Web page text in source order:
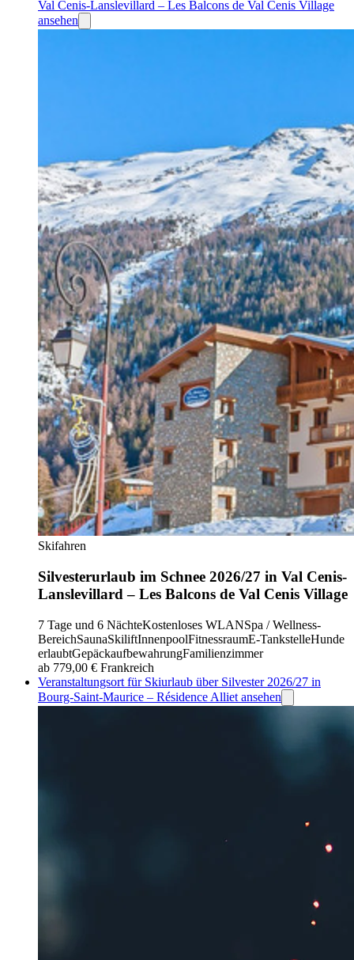
Val Cenis-Lanslevillard – Les Balcons de Val Cenis Village
ansehen
Skifahren
Silvesterurlaub im Schnee 2026/27 in Val Cenis-
Lanslevillard – Les Balcons de Val Cenis Village
7 Tage und 6 NächteKostenloses WLANSpa / Wellness-
BereichSaunaSkiliftInnenpoolFitnessraumE-TankstelleHunde
erlaubtGepäckaufbewahrungFamilienzimmer
ab 779,00 € Frankreich
Veranstaltungsort für Skiurlaub über Silvester 2026/27 in
Bourg-Saint-Maurice – Résidence Alliet ansehen